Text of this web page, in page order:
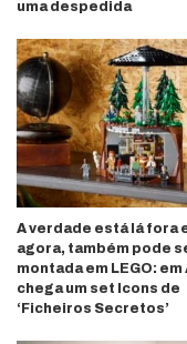
uma despedida
A verdade está lá fora
agora, também pode
montada em LEGO:
chega um set Icons de
‘Ficheiros Secretos’